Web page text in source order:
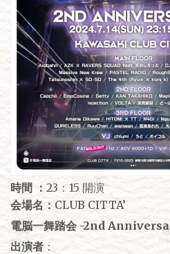
時間 ： 23：15 開演
会場名： CLUB CITTA’
電脳一舞踏会 -2nd
出演者 ：